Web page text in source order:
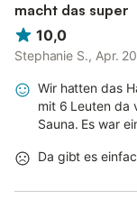
macht das super
10,0
Stephanie S., Apr.
Wir hatten das
mit 6 Leuten da
Sauna. Es war
Da gibt es